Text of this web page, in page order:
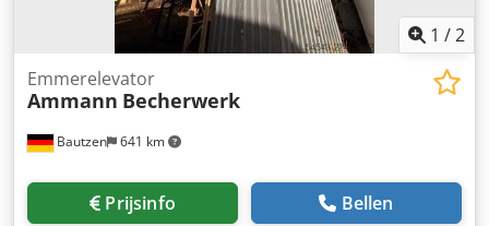
1 /2
Bautzen 641 km
Emmerelevator
Ammann Becherwerk
Prijsinfo Bellen